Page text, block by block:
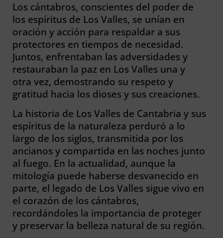
Los cántabros, conscientes del poder de
los espíritus de Los Valles, se unían en
oración y acción para respaldar a sus
protectores en tiempos de necesidad.
Juntos, enfrentaban las adversidades y
restauraban la paz en Los Valles una y
otra vez, demostrando su respeto y
gratitud hacia los dioses y sus creaciones.
La historia de Los Valles de Cantabria y sus
espíritus de la naturaleza perduró a lo
largo de los siglos, transmitida por los
ancianos y compartida en las noches junto
al fuego. En la actualidad, aunque la
mitología puede haberse desvanecido en
parte, el legado de Los Valles sigue vivo en
el corazón de los cántabros,
recordándoles la importancia de proteger
y preservar la belleza natural de su región.